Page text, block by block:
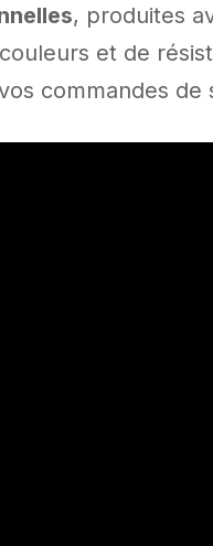
, produites
et de
commandes de